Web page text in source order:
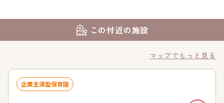
この付近の施設
マップでもっと見る
企業主導型保育園